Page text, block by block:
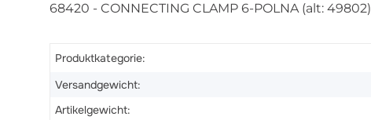
68420 - CONNECTING CLAMP 6-POLNA (alt: 49802)
Produktkategorie:
Versandgewicht:
Artikelgewicht: